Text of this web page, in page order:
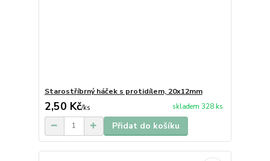
Starostříbrný háček s protidílem, 20x12mm
2,50 Kč/ks skladem 328 ks
Přidat do košíku